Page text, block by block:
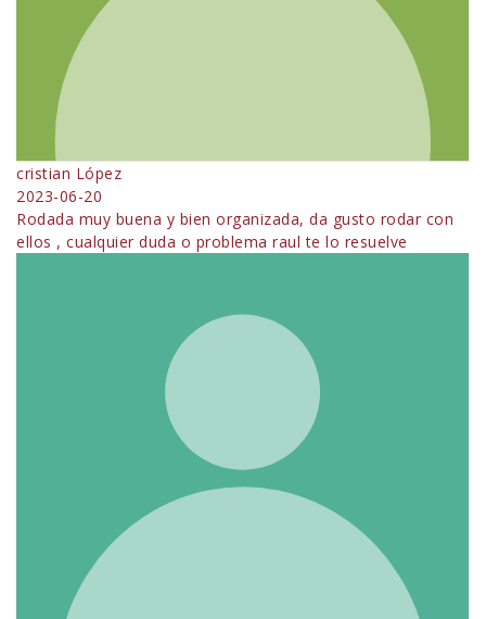
cristian López
2023-06-20
Rodada muy buena y bien organizada, da gusto rodar con
ellos , cualquier duda o problema raul te lo resuelve